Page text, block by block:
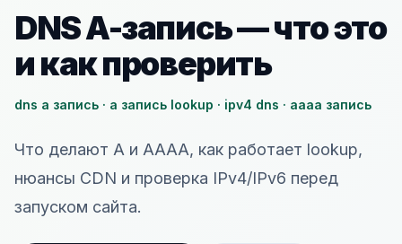
DNS A-запись — что это
и как проверить
dns a запись · a запись lookup · ipv4 dns · aaaa запись
Что делают A и AAAA, как работает lookup,
нюансы CDN и проверка IPv4/IPv6 перед
запуском сайта.